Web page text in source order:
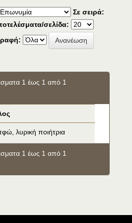
Σε σειρά:
σελίδα:
1 έως 1 από 1
λυρική ποιήτρια
1 έως 1 από 1